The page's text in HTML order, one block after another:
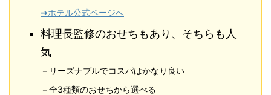
➔ホテル公式ページへ
料理長監修のおせちもあり、そちらも人
気
－リーズナブルでコスパはかなり良い
－全3種類のおせちから選べる